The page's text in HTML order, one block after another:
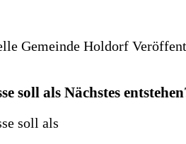
Gemeinde Holdorf
soll als Nächstes